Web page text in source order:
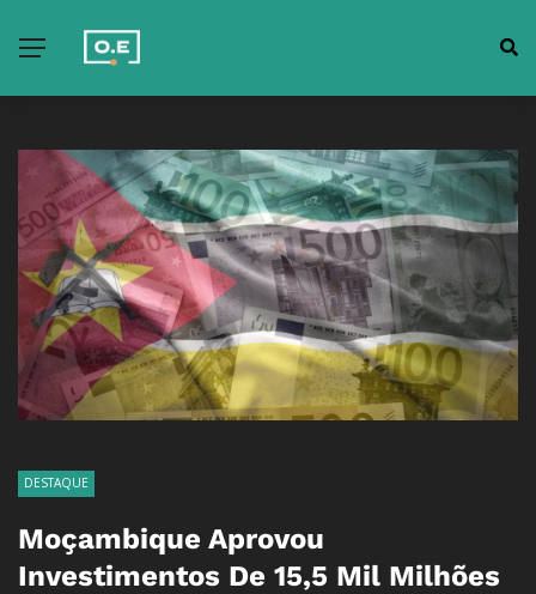
DESTAQUE
Moçambique Aprovou
Investimentos De 15,5 Mil Milhões